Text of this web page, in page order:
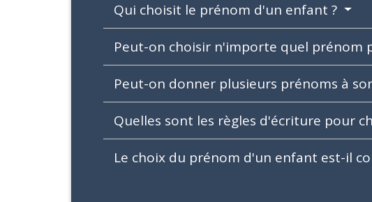
Qui choisit le prénom d'un enfant ?
Peut-on choisir n'importe quel prénom
Peut-on donner plusieurs prénoms à
Quelles sont les règles d'écriture pour
Le choix du prénom d'un enfant est-il